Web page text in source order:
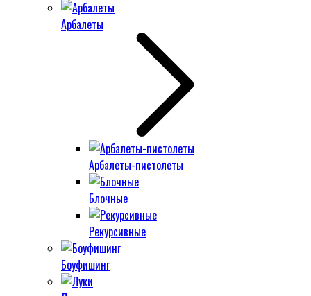
Арбалеты
Арбалеты-пистолеты
Блочные
Рекурсивные
Боуфишинг